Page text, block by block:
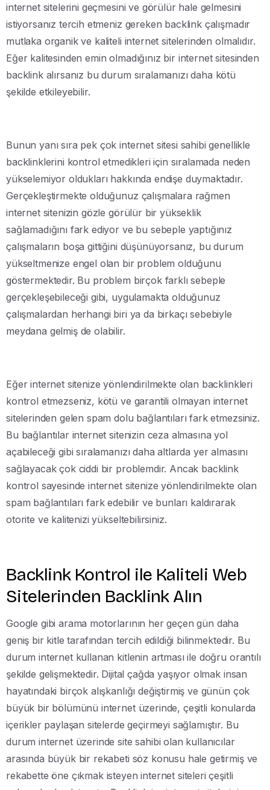
internet sitelerini geçmesini ve görülür hale gelmesini
istiyorsanız tercih etmeniz gereken backlink çalışmadır
mutlaka organik ve kaliteli internet sitelerinden olmalıdır.
Eğer kalitesinden emin olmadığınız bir internet sitesinden
backlink alırsanız bu durum sıralamanızı daha kötü
şekilde etkileyebilir.
Bunun yanı sıra pek çok internet sitesi sahibi genellikle
backlinklerini kontrol etmedikleri için sıralamada neden
yükselemiyor oldukları hakkında endişe duymaktadır.
Gerçekleştirmekte olduğunuz çalışmalara rağmen
internet sitenizin gözle görülür bir yükseklik
sağlamadığını fark ediyor ve bu sebeple yaptığınız
çalışmaların boşa gittiğini düşünüyorsanız, bu durum
yükseltmenize engel olan bir problem olduğunu
göstermektedir. Bu problem birçok farklı sebeple
gerçekleşebileceği gibi, uygulamakta olduğunuz
çalışmalardan herhangi biri ya da birkaçı sebebiyle
meydana gelmiş de olabilir.
Eğer internet sitenize yönlendirilmekte olan backlinkleri
kontrol etmezseniz, kötü ve garantili olmayan internet
sitelerinden gelen spam dolu bağlantıları fark etmezsiniz.
Bu bağlantılar internet sitenizin ceza almasına yol
açabileceği gibi sıralamanızı daha altlarda yer almasını
sağlayacak çok ciddi bir problemdir. Ancak backlink
kontrol sayesinde internet sitenize yönlendirilmekte olan
spam bağlantıları fark edebilir ve bunları kaldırarak
otorite ve kalitenizi yükseltebilirsiniz.
Backlink Kontrol ile Kaliteli Web
Sitelerinden Backlink Alın
Google gibi arama motorlarının her geçen gün daha
geniş bir kitle tarafından tercih edildiği bilinmektedir. Bu
durum internet kullanan kitlenin artması ile doğru orantılı
şekilde gelişmektedir. Dijital çağda yaşıyor olmak insan
hayatındaki birçok alışkanlığı değiştirmiş ve günün çok
büyük bir bölümünü internet üzerinde, çeşitli konularda
içerikler paylaşan sitelerde geçirmeyi sağlamıştır. Bu
durum internet üzerinde site sahibi olan kullanıcılar
arasında büyük bir rekabeti söz konusu hale getirmiş ve
rekabette öne çıkmak isteyen internet siteleri çeşitli